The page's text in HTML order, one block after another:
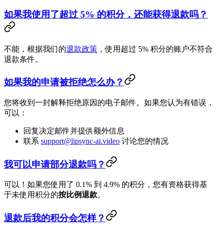
如果我使用了超过 5% 的积分，还能获得退款吗？
不能，根据我们的退款政策 ，使用超过 5% 积分的账户不符合
退款条件。
如果我的申请被拒绝怎么办？
您将收到一封解释拒绝原因的电子邮件。如果您认为有错误，
可以：
回复决定邮件并提供额外信息
联系 support@lipsync-ai.video 讨论您的情况
我可以申请部分退款吗？
可以！如果您使用了 0.1% 到 4.9% 的积分，您有资格获得基
于未使用积分的按比例退款。
退款后我的积分会怎样？